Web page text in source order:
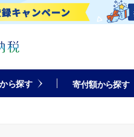
から探す 寄付額から探す